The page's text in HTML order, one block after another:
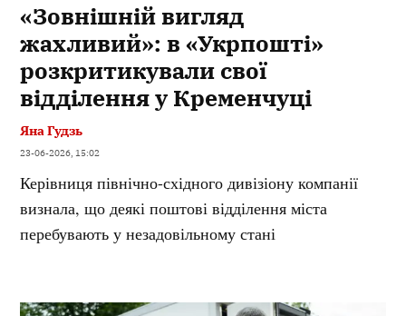
«Зовнішній вигляд
жахливий»: в «Укрпошті»
розкритикували свої
відділення у Кременчуці
Яна Гудзь
23-06-2026, 15:02
Керівниця північно-східного дивізіону компанії
визнала, що деякі поштові відділення міста
перебувають у незадовільному стані